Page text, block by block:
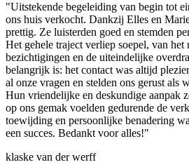
"Uitstekende begeleiding van begin tot
ons huis verkocht. Dankzij Elles en
prettig. Ze luisterden goed en stemden
Het gehele traject verliep soepel, van het
bezichtigingen en de uiteindelijke
belangrijk is: het contact was altijd
al onze vragen en stelden ons gerust als
Hun vriendelijke en deskundige aanpak
op ons gemak voelden gedurende de
toewijding en persoonlijke benadering
een succes. Bedankt voor alles!"
klaske van der werff